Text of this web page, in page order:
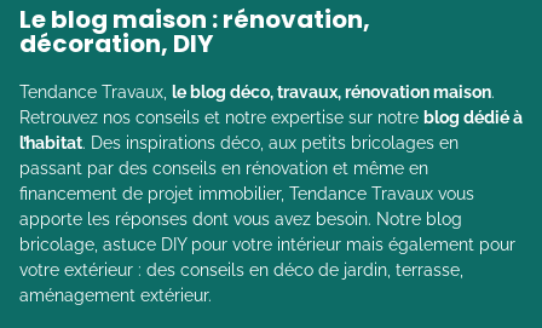
Le blog maison : rénovation,
décoration, DIY
Tendance Travaux, le blog déco, travaux, rénovation maison.
Retrouvez nos conseils et notre expertise sur notre blog dédié à
l’habitat. Des inspirations déco, aux petits bricolages en
passant par des conseils en rénovation et même en
financement de projet immobilier, Tendance Travaux vous
apporte les réponses dont vous avez besoin. Notre blog
bricolage, astuce DIY pour votre intérieur mais également pour
votre extérieur : des conseils en déco de jardin, terrasse,
aménagement extérieur.